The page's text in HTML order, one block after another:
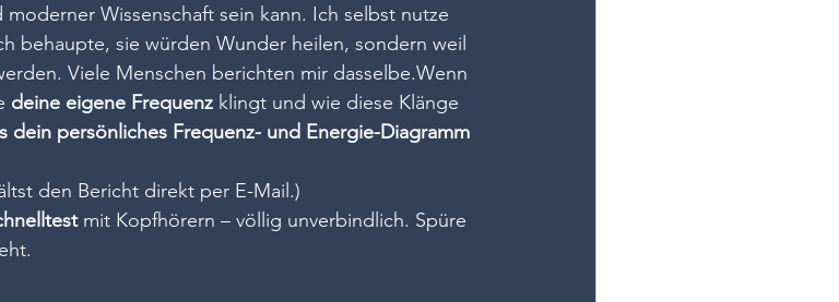
Wissenschaft sein kann. Ich selbst nutze
behaupte, sie würden Wunder heilen, sondern weil
Viele Menschen berichten mir dasselbe.Wenn
deine eigene Frequenz klingt und wie diese Klänge
dein persönliches Frequenz- und Energie-Diagramm
den Bericht direkt per E-Mail.)
mit Kopfhörern – völlig unverbindlich. Spüre